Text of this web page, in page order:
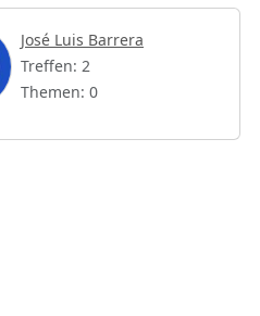
José Luis Barrera
Treffen: 2
Themen: 0